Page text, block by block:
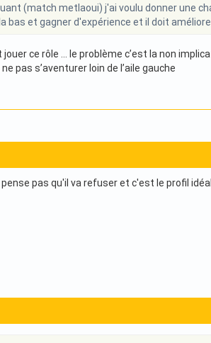
(match metlaoui) j'ai voulu donner une
bas et gagner d'expérience et il doit
ce rôle … le problème c’est la non
pas s’aventurer loin de l’aile gauche
pas qu'il va refuser et c'est le profil